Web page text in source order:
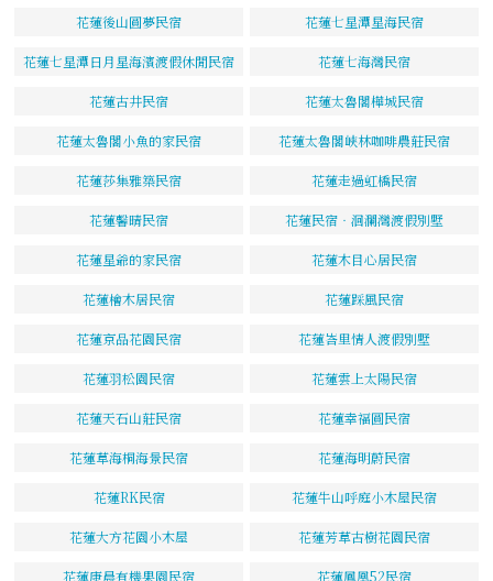
花蓮後山圓夢民宿 花蓮七星潭星海民宿
花蓮七星潭日月星海濱渡假休閒民宿 花蓮七海灣民宿
花蓮古井民宿 花蓮太魯閣樺城民宿
花蓮太魯閣小魚的家民宿 花蓮太魯閣峽林咖啡農莊民宿
花蓮莎集雅築民宿 花蓮走過虹橋民宿
花蓮馨晴民宿 花蓮民宿‧洄瀾灣渡假別墅
花蓮星爺的家民宿 花蓮木目心居民宿
花蓮檜木居民宿 花蓮踩風民宿
花蓮京品花園民宿 花蓮峇里情人渡假別墅
花蓮羽松園民宿 花蓮雲上太陽民宿
花蓮天石山莊民宿 花蓮幸福圓民宿
花蓮草海桐海景民宿 花蓮海明蔚民宿
花蓮RK民宿 花蓮牛山呼庭小木屋民宿
花蓮大方花園小木屋 花蓮芳草古樹花園民宿
花蓮康晨有機果園民宿 花蓮鳳凰52民宿